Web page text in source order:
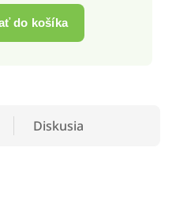
do košíka
Diskusia